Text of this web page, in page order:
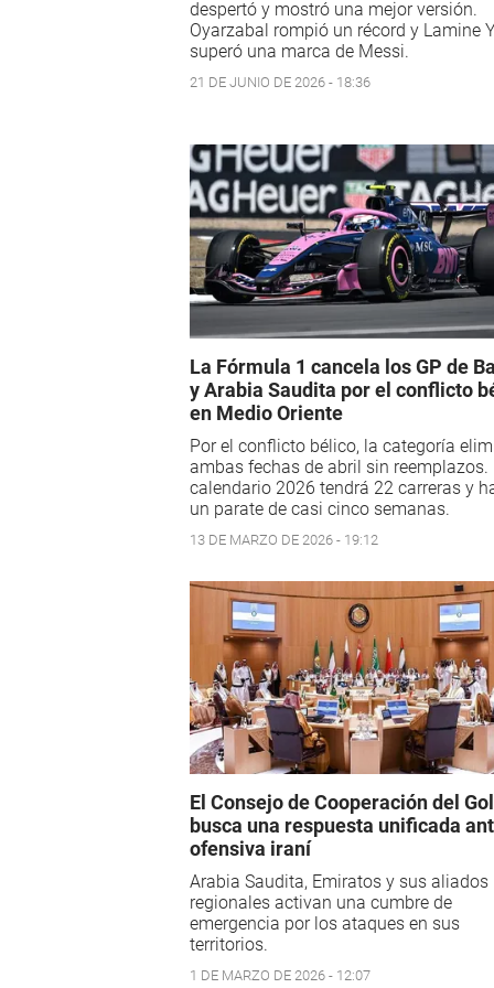
despertó y mostró una mejor versión.
Oyarzabal rompió un récord y Lamine
superó una marca de Messi.
21 DE JUNIO DE 2026 - 18:36
La Fórmula 1 cancela los GP de
y Arabia Saudita por el conflicto
en Medio Oriente
Por el conflicto bélico, la categoría
ambas fechas de abril sin reemplazos.
calendario 2026 tendrá 22 carreras y
un parate de casi cinco semanas.
13 DE MARZO DE 2026 - 19:12
El Consejo de Cooperación del
busca una respuesta unificada
ofensiva iraní
Arabia Saudita, Emiratos y sus aliados
regionales activan una cumbre de
emergencia por los ataques en sus
territorios.
1 DE MARZO DE 2026 - 12:07